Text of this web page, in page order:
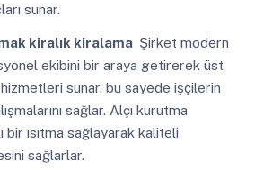
sunar.
kiralık kiralama Şirket modern
ekibini bir araya getirerek üst
sunar. bu sayede işçilerin
sağlar. Alçı kurutma
ısıtma sağlayarak kaliteli
sağlarlar.